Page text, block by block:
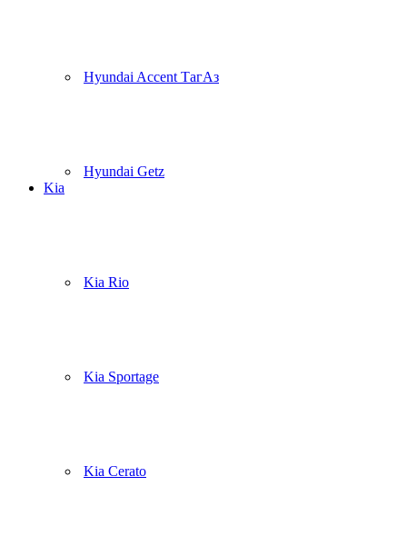
Hyundai Accent ТагАз
Hyundai Getz
Kia
Kia Rio
Kia Sportage
Kia Cerato